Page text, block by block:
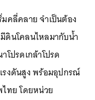
คลี่คลาย จำเป็นต้อง
ดินโคลนไหลมากับน้ำ
ปรดเกล้าโปรด
รงดันสูง พร้อมอุปกรณ์
ทย โดยหน่วย